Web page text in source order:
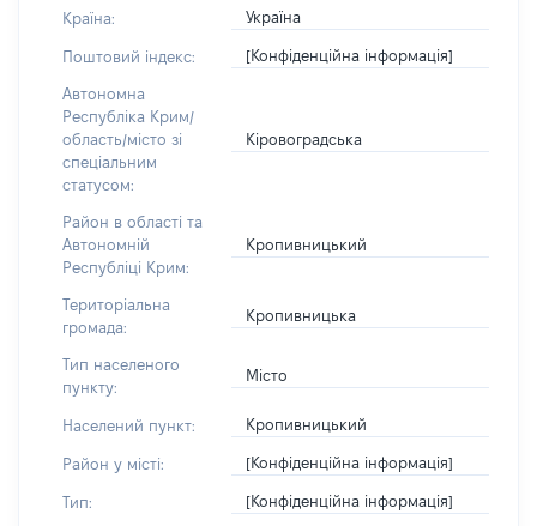
Країна: Україна
Поштовий індекс: [Конфіденційна інформація]
Автономна
Республіка Крим/
область/місто зі
спеціальним
статусом:
Кіровоградська
Район в області та
Автономній
Республіці Крим:
Кропивницький
Територіальна
громада:
Кропивницька
Тип населеного
пункту:
Місто
Населений пункт: Кропивницький
Район у місті: [Конфіденційна інформація]
Тип: [Конфіденційна інформація]